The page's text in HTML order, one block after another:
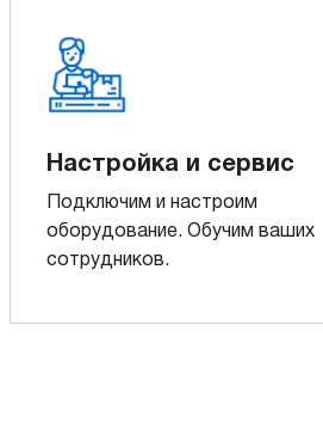
Настройка и сервис
Подключим и настроим
оборудование. Обучим ваших
сотрудников.